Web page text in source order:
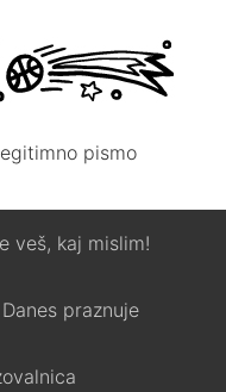
pismo
veš, kaj mislim!
Danes praznuje